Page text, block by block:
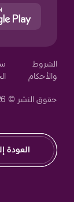
الشروط
والأحكام
حقوق النشر © 2026 أبوظبي. جميع الحقوق محفوظة.
العودة